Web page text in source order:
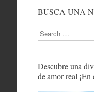
BUSCA UNA
Search
Descubre una
de amor real